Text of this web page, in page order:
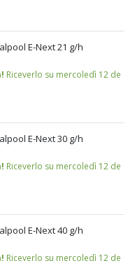
E-Next 21 g/h
Riceverlo su mercoledì 12 de
E-Next 30 g/h
Riceverlo su mercoledì 12 de
E-Next 40 g/h
Riceverlo su mercoledì 12 de